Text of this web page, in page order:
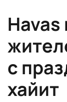
Havas
с
хайит